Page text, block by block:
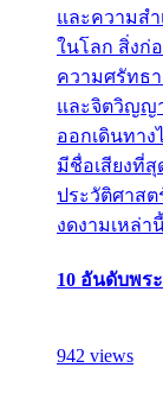
และความส
ในโลก สิ่งก่
ความศรัทธ
และจิตวิญญ
ออกเดินทา
มีชื่อเสียงที่
ประวัติศาส
งดงามเหล่
10 อันดับพร
942 views